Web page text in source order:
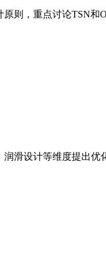
则，重点讨论TSN和
滑设计等维度提出